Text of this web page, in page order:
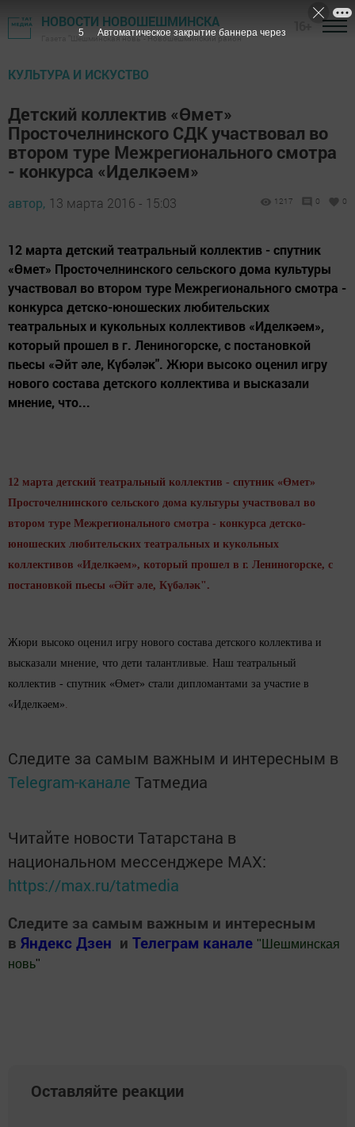
НОВОСТИ НОВОШЕШМИНСКА
Газета "Шешминская новь" - Новошешминский район
КУЛЬТУРА И ИСКУСТВО
Детский коллектив «Өмет»
Просточелнинского СДК участвовал во
втором туре Межрегионального смотра
- конкурса «Иделкәем»
автор, 13 марта 2016 - 15:03 1217 0 0
12 марта детский театральный коллектив - спутник
«Өмет» Просточелнинского сельского дома культуры
участвовал во втором туре Межрегионального смотра -
конкурса детско-юношеских любительских
театральных и кукольных коллективов «Иделкәем»,
который прошел в г. Лениногорске, с постановкой
пьесы «Әйт әле, Күбәләк". Жюри высоко оценил игру
нового состава детского коллектива и высказали
мнение, что...
12 марта детский театральный коллектив - спутник «Өмет»
Просточелнинского сельского дома культуры участвовал во
втором туре Межрегионального смотра - конкурса детско-
юношеских любительских театральных и кукольных
коллективов «Иделкәем», который прошел в г. Лениногорске, с
постановкой пьесы «Әйт әле, Күбәләк".
Жюри высоко оценил игру нового состава детского коллектива и
высказали мнение, что дети талантливые. Наш театральный
коллектив - спутник «Өмет» стали дипломантами за участие в
«Иделкәем».
Следите за самым важным и интересным в
Telegram-канале Татмедиа
Читайте новости Татарстана в
национальном мессенджере MАХ:
https://max.ru/tatmedia
Следите за самым важным и интересным
в Яндекс Дзен и Телеграм канале " Шешминская
новь"
Оставляйте реакции
4 Автоматическое закрытие баннера через